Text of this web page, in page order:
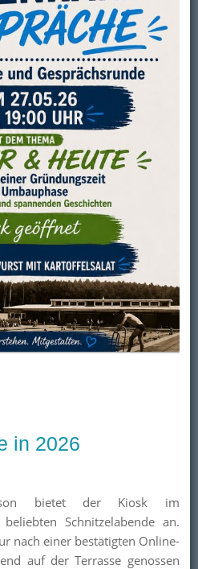
in 2026
bietet der Kiosk im
Schnitzelabende an.
nach einer bestätigten Online-
auf der Terrasse genossen